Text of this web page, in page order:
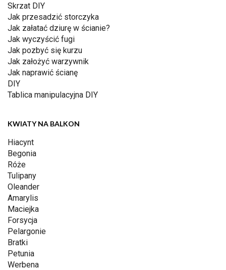
Skrzat DIY
Jak przesadzić storczyka
Jak załatać dziurę w ścianie?
Jak wyczyścić fugi
Jak pozbyć się kurzu
Jak założyć warzywnik
Jak naprawić ścianę
DIY
Tablica manipulacyjna DIY
KWIATY NA BALKON
Hiacynt
Begonia
Róże
Tulipany
Oleander
Amarylis
Maciejka
Forsycja
Pelargonie
Bratki
Petunia
Werbena